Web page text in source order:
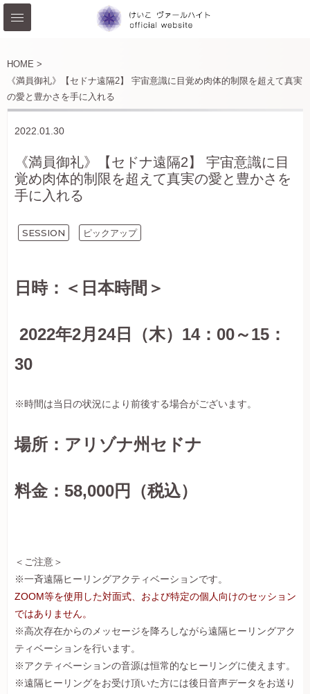
HOME >
《満員御礼》【セドナ遠隔2】 宇宙意識に目覚め肉体的制限を超えて真実
の愛と豊かさを手に入れる
2022.01.30
《満員御礼》【セドナ遠隔2】 宇宙意識に目
覚め肉体的制限を超えて真実の愛と豊かさを
手に入れる
SESSION ピックアップ
日時：＜日本時間＞
2022年2月24日（木）14：00～15：
30
※時間は当日の状況により前後する場合がございます。
場所：アリゾナ州セドナ
料金：58,000円 （税込）
＜ご注意＞
※一斉遠隔ヒーリングアクティベーションです。
ZOOM等を使用した対面式、および特定の個人向けのセッション
ではありません。
※高次存在からのメッセージを降ろしながら遠隔ヒーリングアク
ティベーションを行います。
※アクティベーションの音源は恒常的なヒーリングに使えます。
※遠隔ヒーリングをお受け頂いた方には後日音声データをお送り